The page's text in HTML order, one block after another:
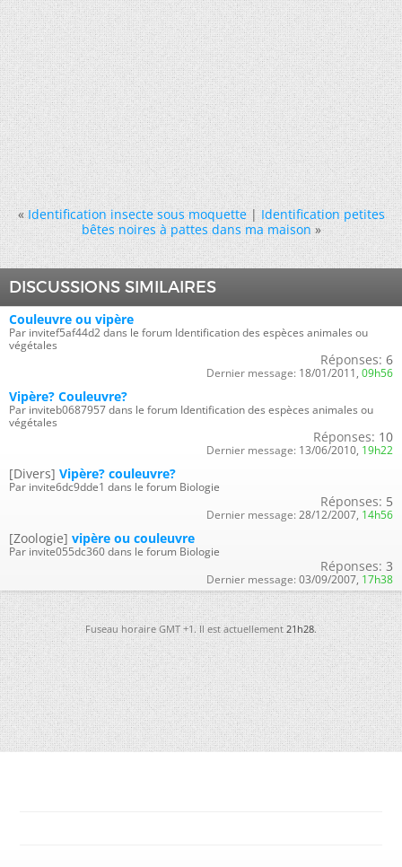
« Identification insecte sous moquette|Identification petites
bêtes noires à pattes dans ma maison »
DISCUSSIONS SIMILAIRES
Couleuvre ou vipère
Par invitef5af44d2 dans le forum Identification des espèces animales ou
végétales
Réponses: 6
Dernier message: 18/01/2011, 09h56
Vipère? Couleuvre?
Par inviteb0687957 dans le forum Identification des espèces animales ou
végétales
Réponses: 10
Dernier message: 13/06/2010, 19h22
[Divers] Vipère? couleuvre?
Par invite6dc9dde1 dans le forum Biologie
Réponses: 5
Dernier message: 28/12/2007, 14h56
[Zoologie] vipère ou couleuvre
Par invite055dc360 dans le forum Biologie
Réponses: 3
Dernier message: 03/09/2007, 17h38
Fuseau horaire GMT +1. Il est actuellement21h28.